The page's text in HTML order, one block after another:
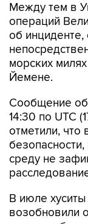
Между тем в
операций
об
морских
Йемене.
Сообщение
14:30 по UTC
отметили, что
среду не
В июле
возобновили